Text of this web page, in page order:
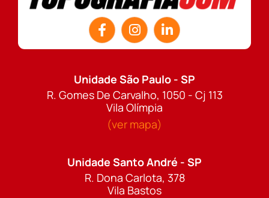
Unidade São Paulo - SP
R. Gomes De Carvalho, 1050 - Cj 113
Vila Olímpia
(ver mapa)
Unidade Santo André - SP
R. Dona Carlota, 378
Vila Bastos